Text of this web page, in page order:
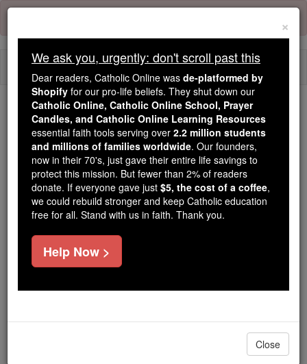
Skip
content
Trending:
Daily Reading for Thursday, October ...
Today's Reading The Mysteries of the Rosary
Mateus - Capítulo 25
Mateus ⌄ Chapter 25 ⌄
" Então o reino dos céus será semelhante a este :
×
We ask you, urgently: don't scroll past this
Dear readers, Catholic Online was de-platformed by
Shopify for our pro-life beliefs. They shut down our
Catholic Online, Catholic Online School, Prayer
Candles, and Catholic Online Learning Resources
essential faith tools serving over 2.2 million students
and millions of families worldwide. Our founders,
now in their 70's, just gave their entire life savings to
protect this mission. But fewer than 2% of readers
donate. If everyone gave just $5, the cost of a coffee,
we could rebuild stronger and keep Catholic education
free for all. Stand with us in faith. Thank you.
Help Now >
Close